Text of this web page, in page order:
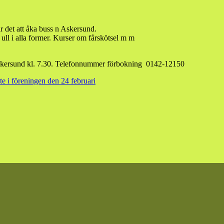
att åka buss n Askersund.
i alla former. Kurser om fårskötsel m m
kl. 7.30. Telefonnummer förbokning 0142-12150
i föreningen den 24 februari